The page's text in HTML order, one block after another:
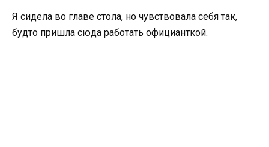
Я сидела во главе стола, но чувствовала себя так,
будто пришла сюда работать официанткой.